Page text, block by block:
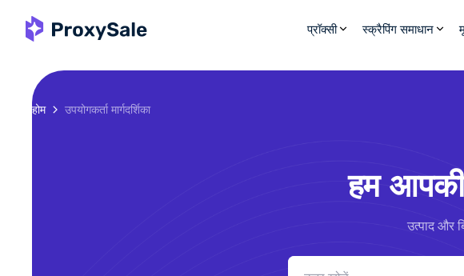
प्रॉक्सी स्क्रैपिंग समाधान
होम उपयोगकर्ता मार्गदर्शिका
हम
उत्पाद और